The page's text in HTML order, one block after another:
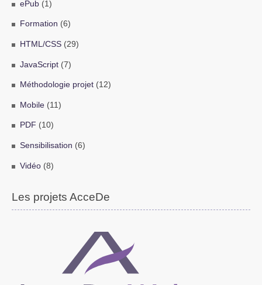
ePub(1)
Formation (6)
HTML/CSS(29)
JavaScript(7)
Méthodologie projet(12)
Mobile(11)
PDF (10)
Sensibilisation (6)
Vidéo(8)
Les projets AcceDe